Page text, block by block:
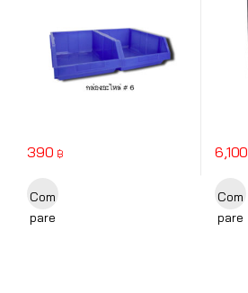
390 ฿
Com
pare
6,100
Com
pare